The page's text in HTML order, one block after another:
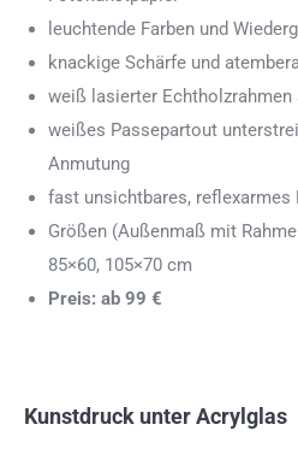
leuchtende Farben und
knackige Schärfe und
weiß lasierter
weißes Passepartout
Anmutung
fast unsichtbares, reflexarmes
Größen (Außenmaß mit
85×60, 105×70 cm
Preis: ab 99 €
Kunstdruck unter Acrylglas